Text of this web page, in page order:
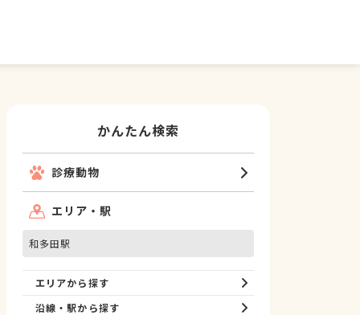
かんたん検索
診療動物
エリア・駅
和多田駅
エリアから探す
沿線・駅から探す